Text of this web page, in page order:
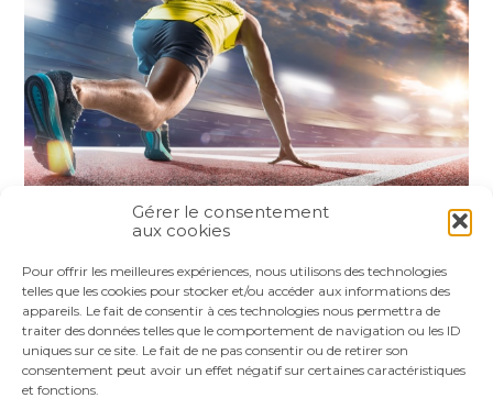
Gérer le consentement
aux cookies
Pour offrir les meilleures expériences, nous utilisons des technologies
telles que les cookies pour stocker et/ou accéder aux informations des
appareils. Le fait de consentir à ces technologies nous permettra de
traiter des données telles que le comportement de navigation ou les ID
uniques sur ce site. Le fait de ne pas consentir ou de retirer son
consentement peut avoir un effet négatif sur certaines caractéristiques
et fonctions.
FaceBook
TwitterLinkedIn